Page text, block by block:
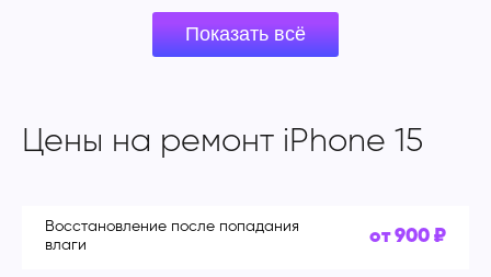
Цены на ремонт iPhone 15
Восстановление после попадания
влаги
от 900 ₽